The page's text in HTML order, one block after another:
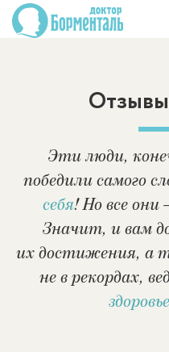
Эти люди,
победили самого
себя! Но все
Значит, и вам
их достижения, а
не в рекордах,